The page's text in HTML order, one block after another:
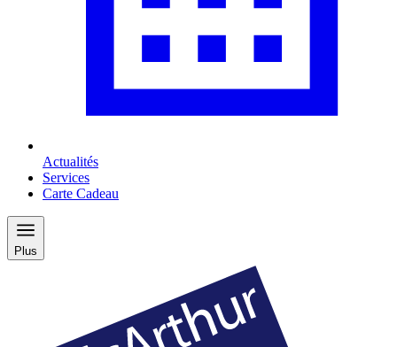
Actualités
Services
Carte Cadeau
Plus